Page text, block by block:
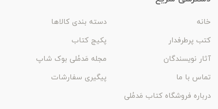
خانه
دسته بندی کالاها
کتب پرطرفدار
پکیج کتاب
آثار نویسندگان
مجله مَدمُلی بوک شاپ
تماس با ما
پیگیری سفارشات
درباره فروشگاه کتاب مَدمُلی